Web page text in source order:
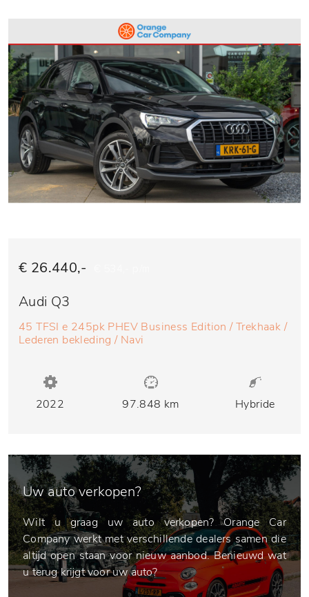
€ 26.440,-
Audi Q3
45 TFSI e 245pk PHEV Business Edition / Trekhaak /
Lederen bekleding / Navi
2022 97.848 km Hybride
Uw auto verkopen?
Wilt u graag uw auto verkopen? Orange Car
Company werkt met verschillende dealers samen die
altijd open staan voor nieuw aanbod. Benieuwd wat
u terug krijgt voor uw auto?